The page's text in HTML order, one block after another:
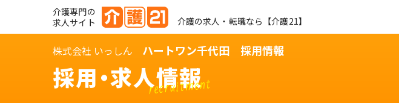
介護専門の
求人サイト
介護の求人・転職なら【介護21】
株式会社 いっしん ハートワン千代田 採用情報
採用・求人情報
recruitment